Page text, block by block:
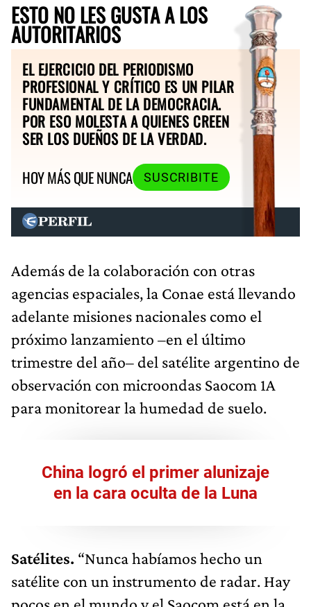
ESTO NO LES GUSTA A LOS
AUTORITARIOS
EL EJERCICIO DEL PERIODISMO
PROFESIONAL Y CRÍTICO ES UN PILAR
FUNDAMENTAL DE LA DEMOCRACIA.
POR ESO MOLESTA A QUIENES CREEN
SER LOS DUEÑOS DE LA VERDAD.
HOY MÁS QUE NUNCA
SUSCRIBITE
Además de la colaboración con otras
agencias espaciales, la Conae está llevando
adelante misiones nacionales como el
próximo lanzamiento –en el último
trimestre del año– del satélite argentino de
observación con microondas Saocom 1A
para monitorear la humedad de suelo.
China logró el primer alunizaje
en la cara oculta de la Luna
Satélites. “Nunca habíamos hecho un
satélite con un instrumento de radar. Hay